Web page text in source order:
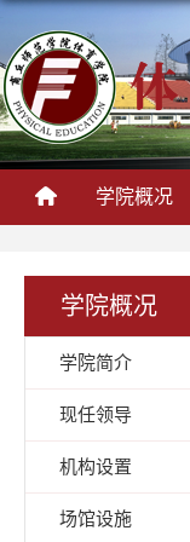
学院概况
学院概况
学院简介
现任领导
机构设置
场馆设施